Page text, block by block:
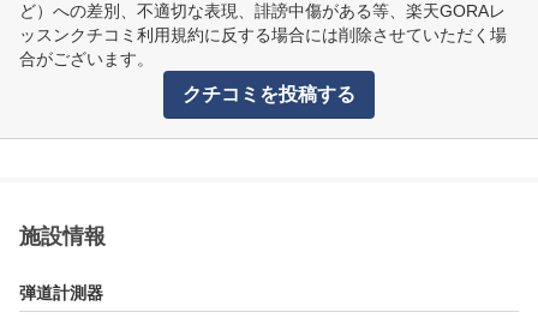
ど）への差別、不適切な表現、誹謗中傷がある等、楽天GORAレ
ッスンクチコミ利用規約に反する場合には削除させていただく場
合がございます。
クチコミを投稿する
施設情報
弾道計測器